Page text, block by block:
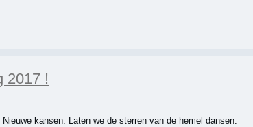
2017 !
kansen. Laten we de sterren van de hemel dansen.